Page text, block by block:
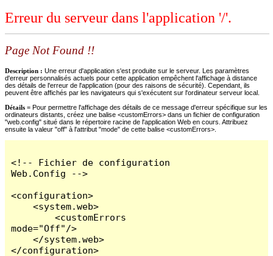
Erreur du serveur dans l'application '/'.
Page Not Found !!
Description : Une erreur d'application s'est produite sur le serveur. Les paramètres
d'erreur personnalisés actuels pour cette application empêchent l'affichage à distance
des détails de l'erreur de l'application (pour des raisons de sécurité). Cependant, ils
peuvent être affichés par les navigateurs qui s'exécutent sur l'ordinateur serveur local.
Détails = Pour permettre l'affichage des détails de ce message d'erreur spécifique sur les
ordinateurs distants, créez une balise <customErrors> dans un fichier de configuration
"web.config" situé dans le répertoire racine de l'application Web en cours. Attribuez
ensuite la valeur "off" à l'attribut "mode" de cette balise <customErrors>.
<!-- Fichier de configuration
Web.Config -->
<configuration>
    <system.web>
        <customErrors
mode="Off"/>
    </system.web>
</configuration>